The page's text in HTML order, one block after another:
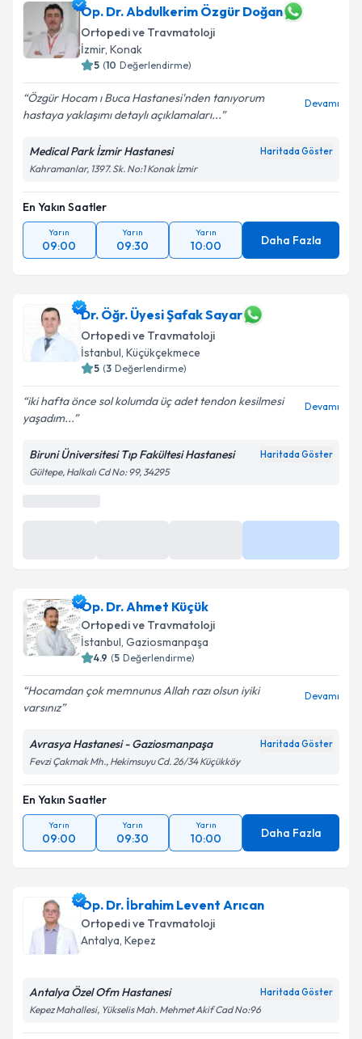
Op. Dr. Abdulkerim Özgür Doğan
Ortopedi ve Travmatoloji
İzmir, Konak
5 (10 Değerlendirme)
Özgür Hocam ı Buca Hastanesi'nden tanıyorum
hastaya yaklaşımı detaylı açıklamaları...
Devamı
Medical Park İzmir Hastanesi Haritada Göster
Kahramanlar, 1397. Sk. No:1 Konak İzmir
En Yakın Saatler
Yarın
09:00
Yarın
09:30
Yarın
10:00 Daha Fazla
Dr. Öğr. Üyesi Şafak Sayar
Ortopedi ve Travmatoloji
İstanbul, Küçükçekmece
5 (3 Değerlendirme)
iki hafta önce sol kolumda üç adet tendon kesilmesi
yaşadım...
Devamı
Biruni Üniversitesi Tıp Fakültesi Hastanesi Haritada Göster
Gültepe, Halkalı Cd No: 99, 34295
Op. Dr. Ahmet Küçük
Ortopedi ve Travmatoloji
İstanbul,Gaziosmanpaşa
( Değerlendirme)
Hocamdan çok memnunus Allah razı olsun iyiki
varsınız
Avrasya Hastanesi - Gaziosmanpaşa
Fevzi Çakmak Mh., Hekimsuyu Cd. 26/34 Küçükköy
En Yakın Saatler
Yarın
09:00
Yarın
09:30
Yarın
10:00 Daha Fazla
Op. Dr. İbrahim Levent Arıcan
Ortopedi ve Travmatoloji
Antalya, Kepez
Antalya Özel Ofm Hastanesi
Kepez Mahallesi, Yükselis Mah. Mehmet Akif Cad No:96